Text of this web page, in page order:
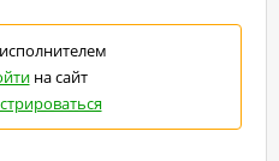
на сайт